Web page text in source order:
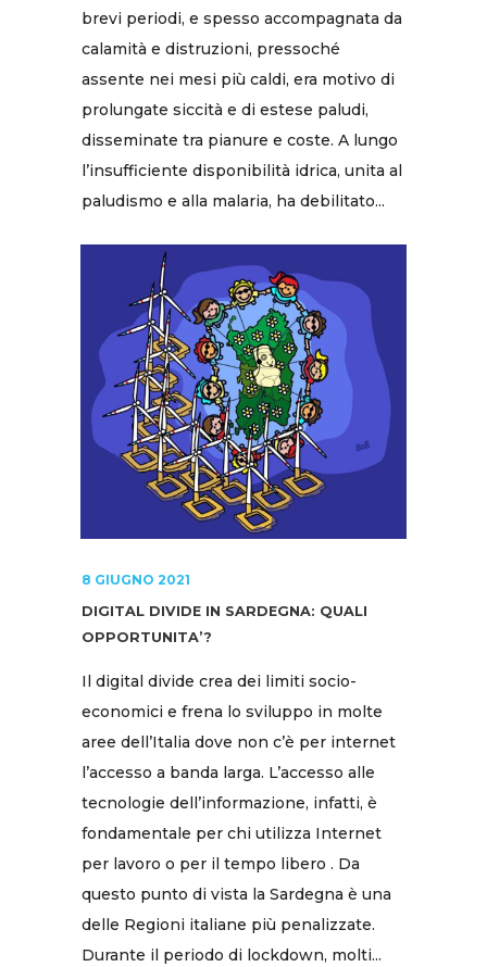
brevi periodi, e spesso accompagnata da
calamità e distruzioni, pressoché
assente nei mesi più caldi, era motivo di
prolungate siccità e di estese paludi,
disseminate tra pianure e coste. A lungo
l’insufficiente disponibilità idrica, unita al
paludismo e alla malaria, ha debilitato...
8 GIUGNO 2021
DIGITAL DIVIDE IN SARDEGNA: QUALI
OPPORTUNITA’?
Il digital divide crea dei limiti socio-
economici e frena lo sviluppo in molte
aree dell’Italia dove non c’è per internet
l’accesso a banda larga. L’accesso alle
tecnologie dell’informazione, infatti, è
fondamentale per chi utilizza Internet
per lavoro o per il tempo libero . Da
questo punto di vista la Sardegna è una
delle Regioni italiane più penalizzate.
Durante il periodo di lockdown, molti...